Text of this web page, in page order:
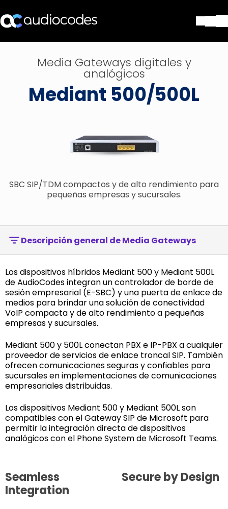
Productos y Aplicaciones
Servicios y Soporte Técnico
SUSCRÍBASE A NUESTRO BOLETÍN
Media Gateways digitales y
analógicos
Mediant 500/500L
SBC SIP/TDM compactos y de alto rendimiento para
pequeñas empresas y sucursales.
Descripción general de Media Gateways
Los dispositivos híbridos Mediant 500 y Mediant 500L
de AudioCodes integran un controlador de borde de
sesión empresarial (E-SBC) y una puerta de enlace de
medios para brindar una solución de conectividad
VoIP compacta y de alto rendimiento a pequeñas
empresas y sucursales.
Mediant 500 y 500L conectan PBX e IP-PBX a cualquier
proveedor de servicios de enlace troncal SIP. También
ofrecen comunicaciones seguras y confiables para
sucursales en implementaciones de comunicaciones
empresariales distribuidas.
Los dispositivos Mediant 500 y Mediant 500L son
compatibles con el Gateway SIP de Microsoft para
permitir la integración directa de dispositivos
analógicos con el Phone System de Microsoft Teams.
Seamless
Integration
Secure by Design